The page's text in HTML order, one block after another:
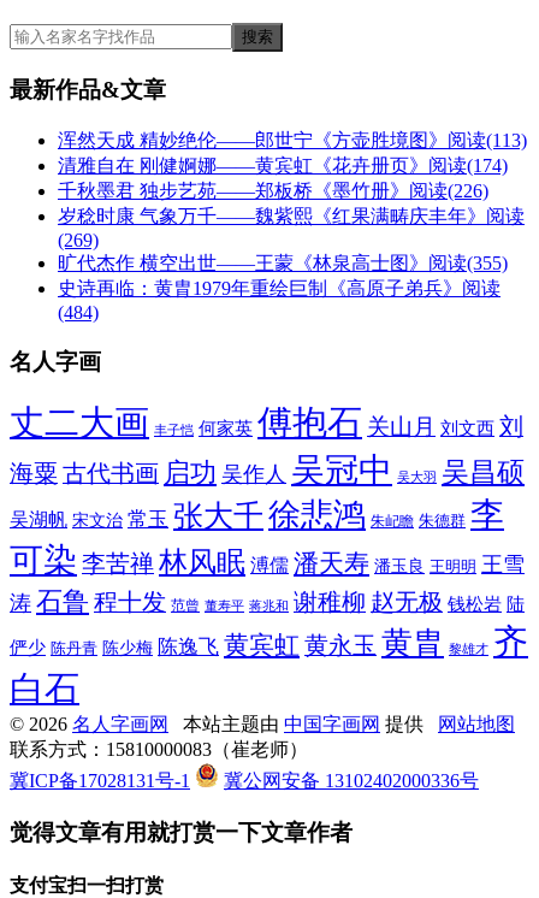
最新作品&文章
浑然天成 精妙绝伦——郎世宁《方壶胜境图》 阅读(113)
清雅自在 刚健婀娜——黄宾虹《花卉册页》 阅读(174)
千秋墨君 独步艺苑——郑板桥《墨竹册》 阅读(226)
岁稔时康 气象万千——魏紫熙《红果满畴庆丰年》 阅读
(269)
旷代杰作 横空出世——王蒙《林泉高士图》 阅读(355)
史诗再临：黄胄1979年重绘巨制《高原子弟兵》 阅读
(484)
名人字画
丈二大画 丰子恺 何家英 傅抱石 关山月 刘文西 刘
海粟 古代书画 启功 吴作人 吴冠中 吴大羽 吴昌硕
吴湖帆 宋文治 常玉 张大千徐悲鸿 朱屺瞻 朱德群 李
可染 李苦禅林风眠 溥儒 潘天寿 潘玉良 王明明 王雪
涛 石鲁 程十发 范曾 董寿平 蒋兆和 谢稚柳 赵无极 钱松岩 陆
俨少 陈丹青 陈少梅 陈逸飞 黄宾虹 黄永玉 黄胄 黎雄才 齐
白石
© 2026 名人字画网 本站主题由 中国字画网 提供
网站地图
联系方式：15810000083（崔老师）
冀ICP备17028131号-1
冀公网安备 13102402000336号
觉得文章有用就打赏一下文章作者
支付宝扫一扫打赏